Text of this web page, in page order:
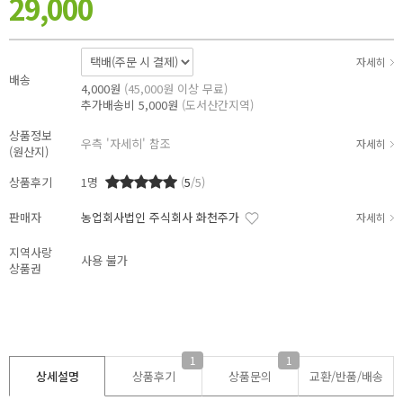
배송
자세히
4,000원 (45,000원 이상 무료)
추가배송비 5,000원 (도서산간지역)
상품정보
(원산지)
우측 '자세히' 참조 자세히
상품후기 1명 (5/5)
판매자 농업회사법인 주식회사 화천주가 자세히
지역사랑
상품권
사용 불가
상세설명 상품후기
1
상품문의
1
교환/반품/배송